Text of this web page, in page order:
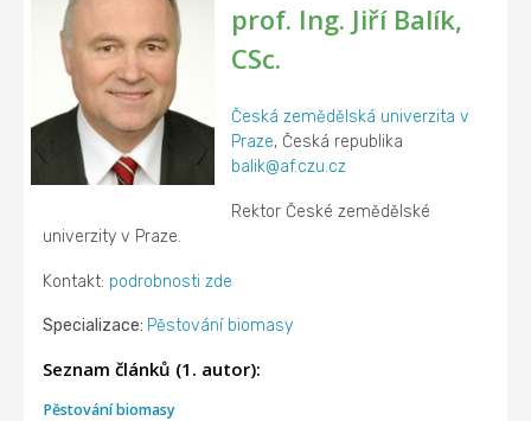
prof. Ing. Jiří Balík,
CSc.
Česká zemědělská univerzita v
Praze, Česká republika
balik@af.czu.cz
Rektor České zemědělské
univerzity v Praze.
Kontakt: podrobnosti zde
Specializace: Pěstování biomasy
Seznam článků (1. autor):
Pěstování biomasy